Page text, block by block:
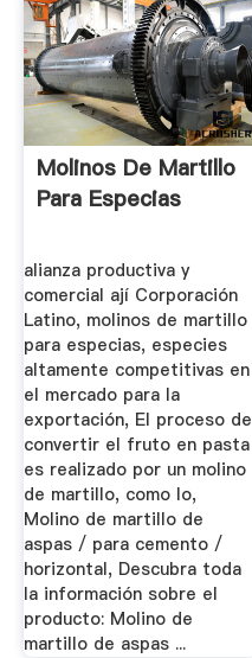
Molinos De Martillo
Para Especias
alianza productiva y
comercial ají Corporación
Latino, molinos de martillo
para especias, especies
altamente competitivas en
el mercado para la
exportación, El proceso de
convertir el fruto en pasta
es realizado por un molino
de martillo, como lo,
Molino de martillo de
aspas / para cemento /
horizontal, Descubra toda
la información sobre el
producto: Molino de
martillo de aspas ...